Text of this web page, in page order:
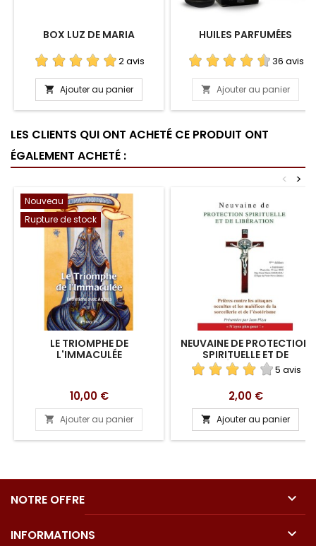
BOX LUZ DE MARIA
2 avis
 Ajouter au panier
HUILES PARFUMÉES
36 avis
 Ajouter au panier
LES CLIENTS QUI ONT ACHETÉ CE PRODUIT ONT
ÉGALEMENT ACHETÉ :
>
<
Nouveau
Rupture de stock
LE TRIOMPHE DE
L'IMMACULÉE
Prix
10,00 €
 Ajouter au panier
NEUVAINE DE PROTECTION
SPIRITUELLE ET DE
LIBÉRATION EN
TÉLÉCHARGEMENT
5 avis
Prix
2,00 €
 Ajouter au panier
NOTRE OFFRE 
INFORMATIONS 